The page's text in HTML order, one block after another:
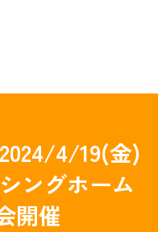
4/19(金)
ングホーム
開催